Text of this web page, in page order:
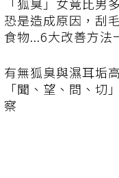
恐是造成原因，刮
食物...6大改善方法
有無狐臭與濕耳垢
「聞、望、問、切
察